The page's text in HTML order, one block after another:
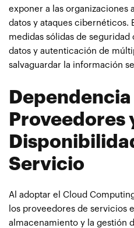
exponer a las organizaciones
datos y ataques cibernéticos.
medidas sólidas de
datos y autenticación de
salvaguardar la información
Proveedores
Servicio
Al adoptar el Cloud
los proveedores de servicios
almacenamiento y la gestión